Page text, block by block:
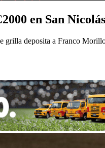
en San Nicolás
deposita a Franco